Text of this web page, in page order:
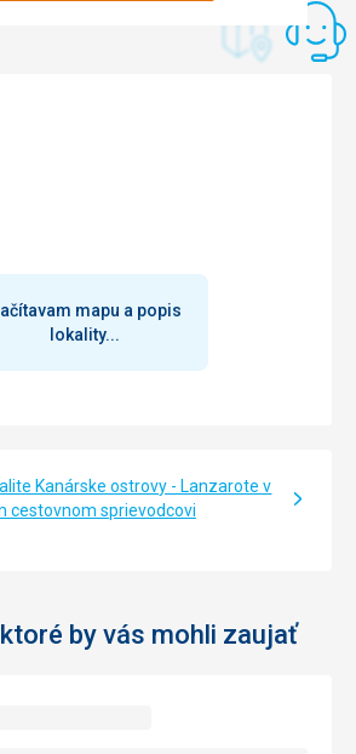
mapu a popis
lokality...
Kanárske ostrovy - Lanzarote v
cestovnom sprievodcovi
by vás mohli zaujať